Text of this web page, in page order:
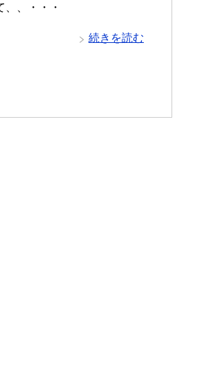
、・・・
続きを読む